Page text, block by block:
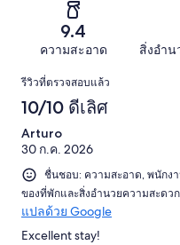
รีวิว
จาก
2911
รีวิว
9.4
ความสะอาด สิ่งอำ
รีวิว
รีวิวที่ตรวจสอบแล้ว
10/10 ดีเลิศ
Arturo
30 ก.ค. 2026
ชื่นชอบ: ความสะอาด, พนักง
ของที่พักและสิ่งอำนวยความสะดวก
แปลด้วย Google
Excellent stay!